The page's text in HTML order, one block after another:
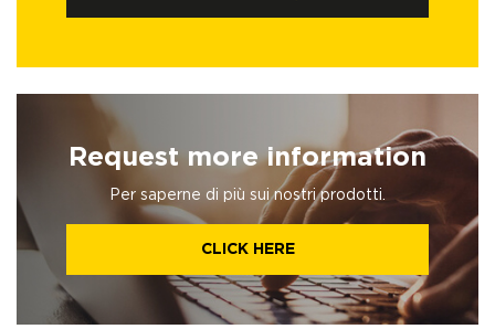
Request more information
Per saperne di più sui nostri prodotti.
CLICK HERE